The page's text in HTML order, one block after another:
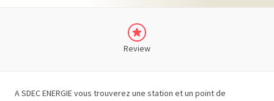
Review
A SDEC ENERGIE vous trouverez une station et un point de